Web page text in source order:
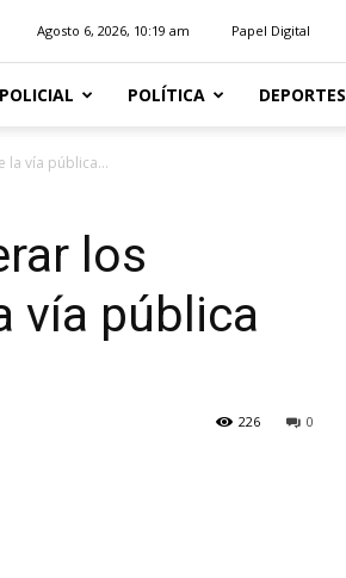
Agosto 6, 2026, 10:19 am Papel Digital
POLICIAL POLÍTICA DEPORTES
la vía pública...
los
vía pública
0
226